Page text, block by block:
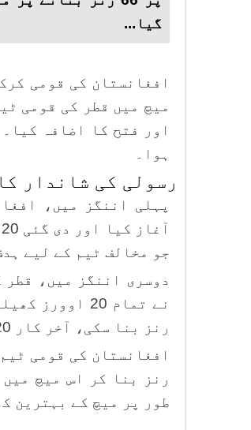
گیا...
افغانستان کی قومی
اور فتح کا اضافہ
ہوا۔
رسولی کی شاندار
پہلی اننگز میں،
جو مخالف ٹیم کے لیے
دوسری اننگز میں،
رنز بنا سکی، آخر کار 20 رنز سے افغانستان کی ٹیم کو ہار گئی۔
رنز بنا کر اس میچ
طور پر میچ کے بہترین